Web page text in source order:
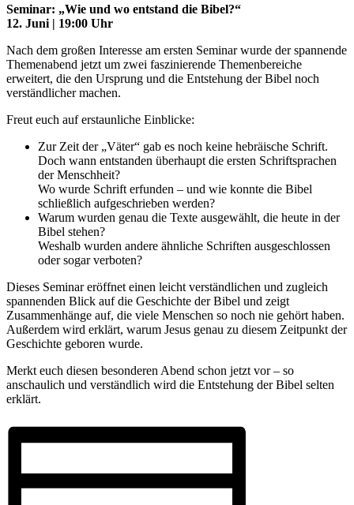
Seminar: „Wie und wo entstand die Bibel?“
12. Juni | 19:00 Uhr
Nach dem großen Interesse am ersten Seminar wurde der spannende
Themenabend jetzt um zwei faszinierende Themenbereiche
erweitert, die den Ursprung und die Entstehung der Bibel noch
verständlicher machen.
Freut euch auf erstaunliche Einblicke:
Zur Zeit der „Väter“ gab es noch keine hebräische Schrift.
Doch wann entstanden überhaupt die ersten Schriftsprachen
der Menschheit?
Wo wurde Schrift erfunden – und wie konnte die Bibel
schließlich aufgeschrieben werden?
Warum wurden genau die Texte ausgewählt, die heute in der
Bibel stehen?
Weshalb wurden andere ähnliche Schriften ausgeschlossen
oder sogar verboten?
Dieses Seminar eröffnet einen leicht verständlichen und zugleich
spannenden Blick auf die Geschichte der Bibel und zeigt
Zusammenhänge auf, die viele Menschen so noch nie gehört haben.
Außerdem wird erklärt, warum Jesus genau zu diesem Zeitpunkt der
Geschichte geboren wurde.
Merkt euch diesen besonderen Abend schon jetzt vor – so
anschaulich und verständlich wird die Entstehung der Bibel selten
erklärt.